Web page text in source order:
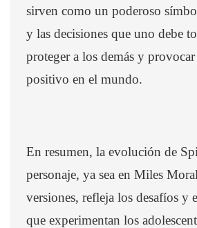
sirven como un poderoso
y las decisiones que uno debe
proteger a los demás y
positivo en el mundo.
En resumen, la evolución de
personaje, ya sea en Miles
versiones, refleja los desafíos y
que experimentan los